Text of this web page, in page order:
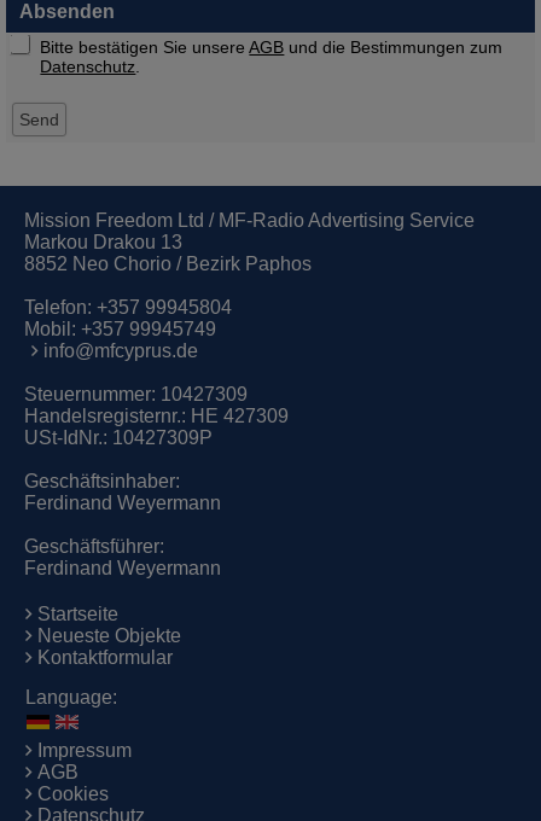
Absenden
Bitte bestätigen Sie unsereAGB und die Bestimmungen zum
Datenschutz
Mission Freedom Ltd / MF-Radio Advertising Service
Markou Drakou 13
8852 Neo Chorio / Bezirk Paphos
Telefon: +357 99945804
Mobil: +357 99945749
info@mfcyprus.de
Steuernummer: 10427309
Handelsregisternr.: HE 427309
USt-IdNr.: 10427309P
Geschäftsinhaber:
Ferdinand Weyermann
Geschäftsführer:
Ferdinand Weyermann
Startseite
Neueste Objekte
Kontaktformular
Language:
Impressum
AGB
Cookies
Datenschutz